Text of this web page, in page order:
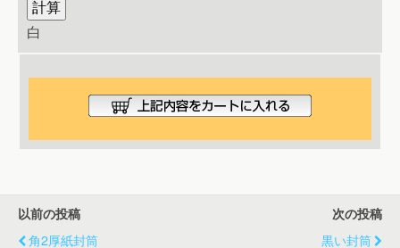
白
以前の投稿
角2厚紙封筒
次の投稿
黒い封筒